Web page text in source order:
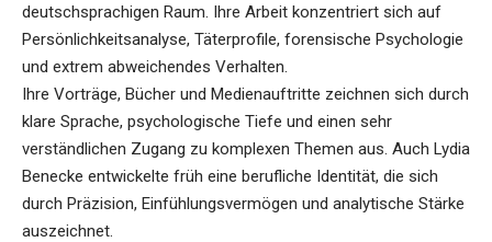
deutschsprachigen Raum. Ihre Arbeit konzentriert sich auf
Persönlichkeitsanalyse, Täterprofile, forensische Psychologie
und extrem abweichendes Verhalten.
Ihre Vorträge, Bücher und Medienauftritte zeichnen sich durch
klare Sprache, psychologische Tiefe und einen sehr
verständlichen Zugang zu komplexen Themen aus. Auch Lydia
Benecke entwickelte früh eine berufliche Identität, die sich
durch Präzision, Einfühlungsvermögen und analytische Stärke
auszeichnet.